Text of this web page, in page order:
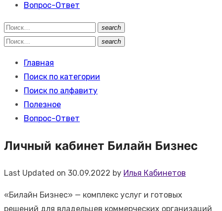
Вопрос-Ответ
Поиск:
search
Поиск
Поиск:
search
Поиск
Главная
Поиск по категории
Поиск по алфавиту
Полезное
Вопрос-Ответ
Личный кабинет Билайн Бизнес
Last Updated on 30.09.2022 by Илья Кабинетов
«Билайн Бизнес» — комплекс услуг и готовых
решений для владельцев коммерческих организаций